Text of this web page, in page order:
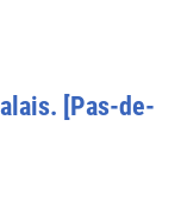
[Pas-de-